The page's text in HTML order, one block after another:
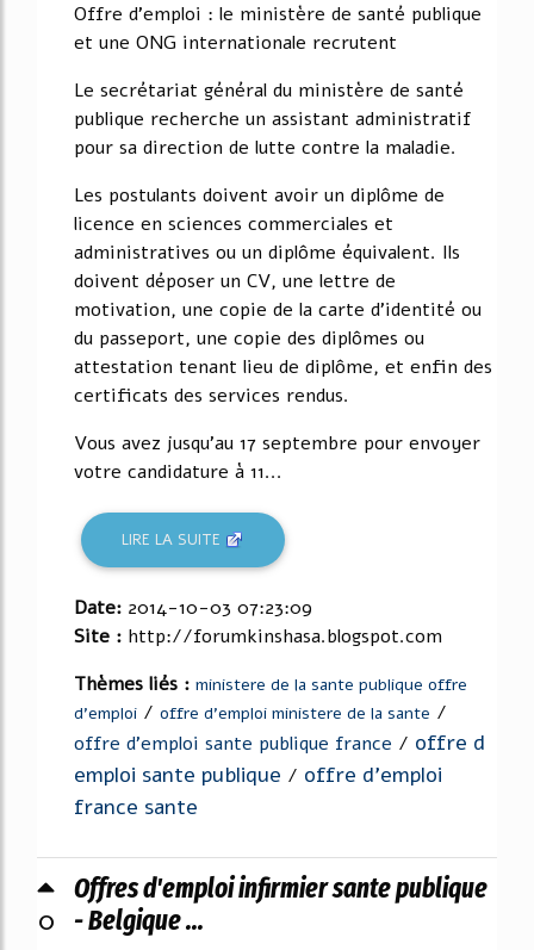
Offre d'emploi : le ministère de santé publique
et une ONG internationale recrutent
Le secrétariat général du ministère de santé
publique recherche un assistant administratif
pour sa direction de lutte contre la maladie.
Les postulants doivent avoir un diplôme de
licence en sciences commerciales et
administratives ou un diplôme équivalent. Ils
doivent déposer un CV, une lettre de
motivation, une copie de la carte d'identité ou
du passeport, une copie des diplômes ou
attestation tenant lieu de diplôme, et enfin des
certificats des services rendus.
Vous avez jusqu'au 17 septembre pour envoyer
votre candidature à 11...
LIRE LA SUITE
Date: 2014-10-03 07:23:09
Site : http://forumkinshasa.blogspot.com
Thèmes liés : ministere de la sante publique offre
d'emploi / offre d'emploi ministere de la sante /
offre d'emploi sante publique france / offre d
emploi sante publique / offre d'emploi
france sante
0
Offres d'emploi infirmier sante publique
- Belgique ...